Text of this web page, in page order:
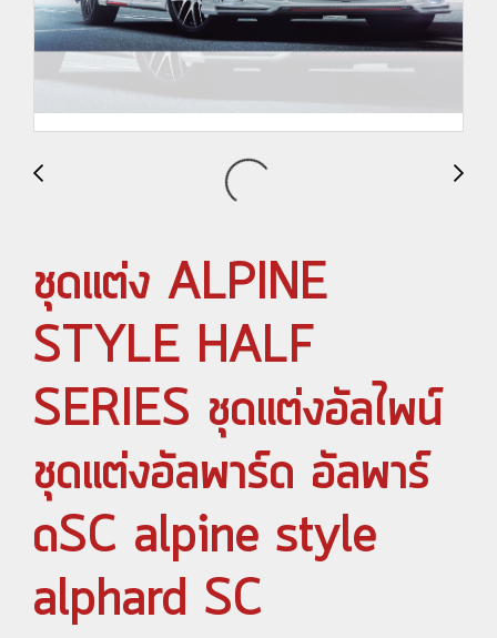
ชุดแต่ง ALPINE
STYLE HALF
SERIES ชุดแต่งอัลไพน์
ชุดแต่งอัลพาร์ด อัลพาร์
ดSC alpine style
alphard SC